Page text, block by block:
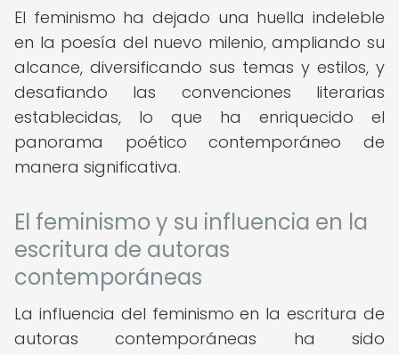
El feminismo ha dejado una huella indeleble
en la poesía del nuevo milenio, ampliando su
alcance, diversificando sus temas y estilos, y
desafiando las convenciones literarias
establecidas, lo que ha enriquecido el
panorama poético contemporáneo de
manera significativa.
El feminismo y su influencia en la
escritura de autoras
contemporáneas
La influencia del feminismo en la escritura de
autoras contemporáneas ha sido